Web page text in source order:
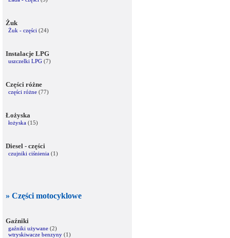
Żuk
Żuk - części (24)
Instalacje LPG
uszczelki LPG (7)
Części różne
części różne (77)
Łożyska
łożyska (15)
Diesel - części
czujniki ciśnienia (1)
» Części motocyklowe
Gaźniki
gaźniki używane (2)
wtryskiwacze benzyny (1)